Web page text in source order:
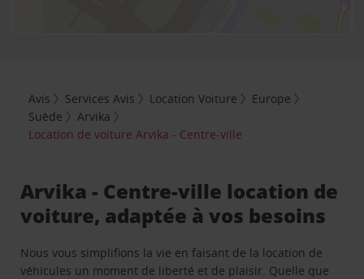
Avis Services Avis Location Voiture
Europe
Suède
Arvika
Location de voiture Arvika - Centre-ville
Arvika - Centre-ville location de
voiture, adaptée à vos besoins
Nous vous simplifions la vie en faisant de la location de
véhicules un moment de liberté et de plaisir. Quelle que